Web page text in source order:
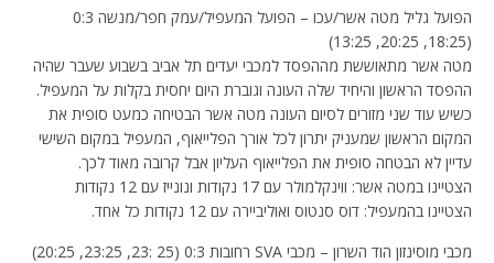
הפועל גליל מטה אשר/עכו – הפועל המעפיל/עמק חפר/מנשה 0:3
(18:25, 20:25, 13:25)
מטה אשר מתאוששת מההפסד למכבי יעדים תל אביב בשבוע שעבר שהיה
ההפסד הראשון והיחיד שלה העונה וגוברת היום יחסית בקלות על המעפיל.
כשיש עוד שני מזורים לסיום העונה מטה אשר הבטיחה כמעט סופית את
המקום הראשון שמעניק יתרון לכל אורך הפלייאוף, המעפיל במקום השישי
עדיין לא הבטחה סופית את הפלייאוף העליון אבל קרובה מאוד לכך.
הצטיינו במטה אשר: ווינקלמולר עם 17 נקודות ונונייז עם 12 נקודות
הצטיינו בהמעפיל: דוס סנטוס ואוליביירה עם 12 נקודות כל אחד.
מכבי מוסינזון הוד השרון – מכבי SVA רחובות 0:3 (25 :23, 23:25, 20:25)